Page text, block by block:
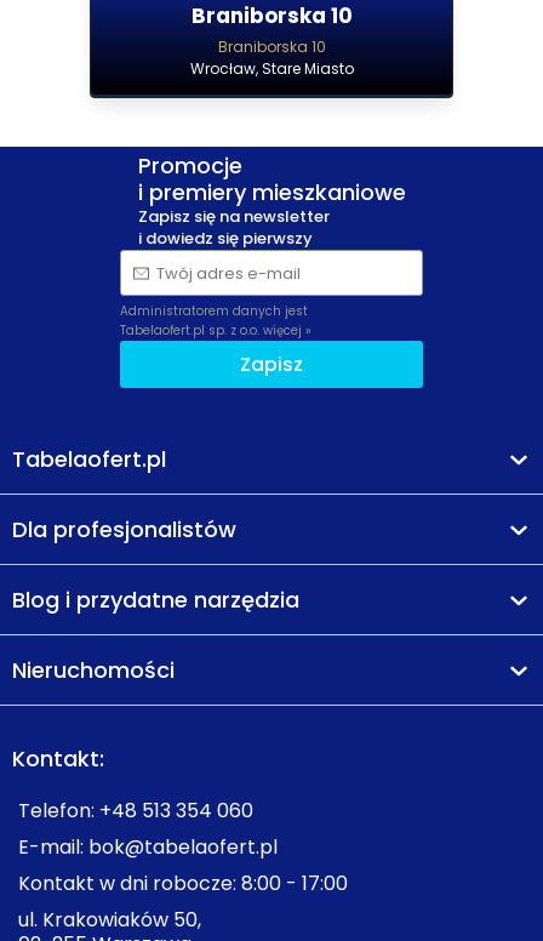
Braniborska 10
Braniborska 10
Wrocław, Stare Miasto
Promocje
i premiery mieszkaniowe
Zapisz się na newsletter
i dowiedz się pierwszy
Twój adres e-mail
Administratorem danych jest
Tabelaofert.pl sp. z o.o. więcej »
Zapisz
Tabelaofert.pl
Dla profesjonalistów
Blog i przydatne narzędzia
Nieruchomości
Kontakt:
Telefon: +48 513 354 060
E-mail: bok@tabelaofert.pl
Kontakt w dni robocze: 8:00 - 17:00
ul. Krakowiaków 50,